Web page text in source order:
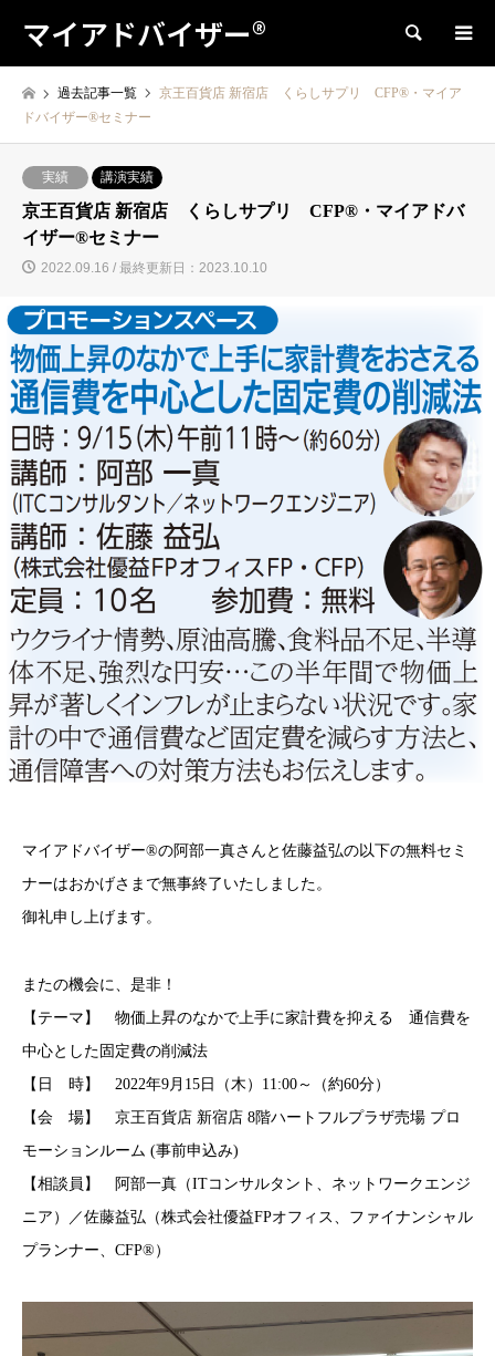
マイアドバイザー® 検索
過去記事一覧
京王百貨店 新宿店 くらしサプリ CFP®・マイア
ドバイザー®セミナー
実績 講演実績
京王百貨店 新宿店 くらしサプリ CFP®・マイアドバ
イザー®セミナー
2022.09.16 / 最終更新日：2023.10.10
マイアドバイザー®の阿部一真さんと佐藤益弘の以下の無料セミ
ナーはおかげさまで無事終了いたしました。
御礼申し上げます。
またの機会に、是非！
【テーマ】 物価上昇のなかで上手に家計費を抑える 通信費を
中心とした固定費の削減法
【日 時】 2022年9月15日（木）11:00～（約60分）
【会 場】 京王百貨店 新宿店 8階ハートフルプラザ売場 プロ
モーションルーム (事前申込み)
【相談員】 阿部一真（ITコンサルタント、ネットワークエンジ
ニア）／佐藤益弘（株式会社優益FPオフィス、ファイナンシャル
プランナー、CFP®︎）